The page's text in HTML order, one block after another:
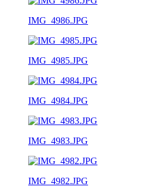
IMG_4986.JPG
IMG_4985.JPG
IMG_4984.JPG
IMG_4983.JPG
IMG_4982.JPG